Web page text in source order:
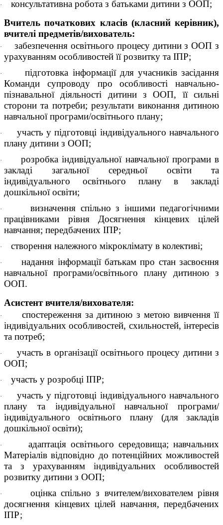
·
консультативна робота з батьками дитини з ООП;
Вчитель початкових класів (класний керівник),
вчителі предметів/вихователь:
·
забезпечення освітнього процесу дитини з ООП з
урахуванням особливостей її розвитку та ІПP;
·
підготовка інформації для учасників засідання
Команди супроводу про особливості навчально-
пізнавальної діяльності дитини з ООП, її сильні
сторони та потреби; результати виконання дитиною
навчальної програми/освітнього плану;
·
участь у підготовці індивідуального навчального
плану дитини з ООП;
·
розробка індивідуальної навчальної програми в
закладі загальної середньої освіти та
індивідуального освітнього плану в закладі
дошкільної освіти;
·
визначення спільно з іншими педагогічними
працівниками рівня Досягнення кінцевих цілей
навчання; передбачених ІПP;
· створення належного мікроклімату в колективі;
·
надання інформації батькам про стан засвоєння
навчальної програми/освітнього плану дитиною з
ООП.
Асистент вчителя/вихователя:
·
спостереження за дитиною з метою вивчення її
індивідуальних особливостей, схильностей, інтересів
та потреб;
·
участь в організації освітнього процесу дитини з
ООП;
· участь у розробці ІПP;
·
участь у підготовці індивідуального навчального
плану та індивідуальної навчальної програми/
індивідуального освітнього плану (для закладів
дошкільної освіти);
·
адаптація освітнього середовища; навчальних
Матеріалів відповідно до потенційних можливостей
та з урахуванням індивідуальних особливостей
розвитку дитини з ООП;
·
оцінка спільно з вчителем/вихователем рівня
досягнення кінцевих цілей навчання, передбачених
ІПР;